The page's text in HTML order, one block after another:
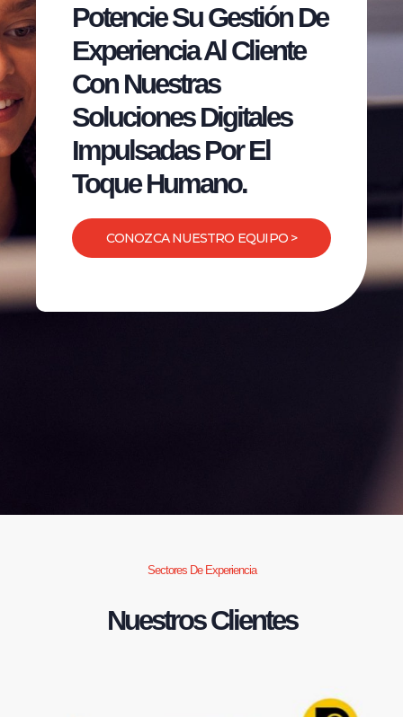
Potencie Su Gestión De
Experiencia Al Cliente
Con Nuestras
Soluciones Digitales
Impulsadas Por El
Toque Humano.
CONOZCA NUESTRO EQUIPO >
Sectores De Experiencia
Nuestros Clientes